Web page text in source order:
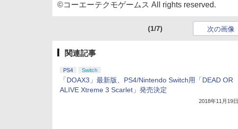
©コーエーテクモゲームス All rights reserved.
(1/7) 次の画像
関連記事
PS4 Switch
「DOAX3」最新版、PS4/Nintendo Switch用「DEAD OR
ALIVE Xtreme 3 Scarlet」発売決定
2018年11月19日